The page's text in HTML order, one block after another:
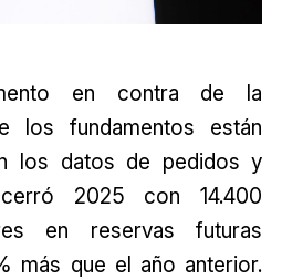
en contra de la
los fundamentos están
los datos de pedidos y
2025 con 14.400
en reservas futuras
más que el año anterior.